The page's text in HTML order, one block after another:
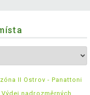
II Ostrov - Panattoni
nadrozměrných